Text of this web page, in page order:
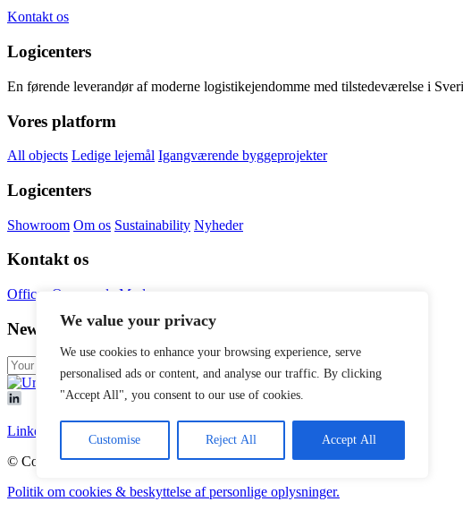
We value your privacy
We use cookies to enhance your browsing experience, serve
personalised ads or content, and analyse our traffic. By clicking
"Accept All", you consent to our use of cookies.
Customise Reject All Accept All
Kontakt os
Logicenters
En førende leverandør af moderne logistikejendomme med tilstedeværelse i
Vores platform
All objects Ledige lejemål Igangværende byggeprojekter
Logicenters
Showroom Om os Sustainability Nyheder
Kontakt os
Offices Our people Mød os
Newsletter
LinkedIn
© CopyrightUrban Partners2026 Alle rettigheder forbeholdes.
Politik om cookies & beskyttelse af personlige oplysninger.